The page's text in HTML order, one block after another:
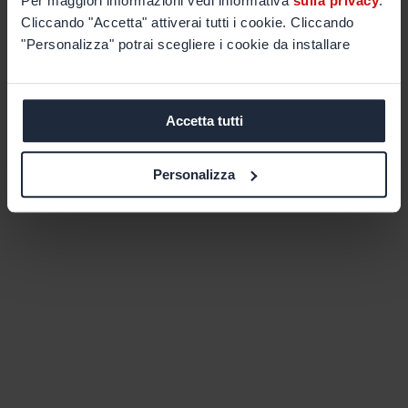
Cliccando "Accetta" attiverai tutti i cookie. Cliccando
"Personalizza" potrai scegliere i cookie da installare
Accetta tutti
Personalizza